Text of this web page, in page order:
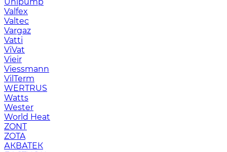
Valfex
Valtec
Vargaz
Vatti
ViVat
Vieir
Viessmann
VilTerm
WERTRUS
Watts
Wester
World Heat
ZONT
ZOTA
АКВАТЕК